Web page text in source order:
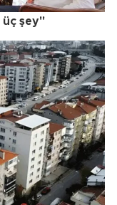
üç şey"